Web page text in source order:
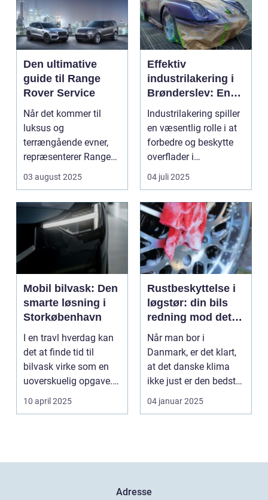
Den ultimative
guide til Range
Rover Service
Når det kommer til
luksus og
terrængående evner,
repræsenterer Range
Rover n...
03 august 2025
Effektiv
industrilakering i
Brønderslev: En
dybdegående
Industrilakering spiller
en væsentlig rolle i at
forbedre og beskytte
overflader i
forskellige...
04 juli 2025
Mobil bilvask: Den
smarte løsning i
Storkøbenhavn
I en travl hverdag kan
det at finde tid til
bilvask virke som en
uoverskuelig opgave.
Især i S...
10 april 2025
Rustbeskyttelse i
løgstør: din bils
redning mod det
danske klima
Når man bor i
Danmark, er det klart,
at det danske klima
ikke just er den bedste
ven for bilen...
04 januar 2025
Adresse